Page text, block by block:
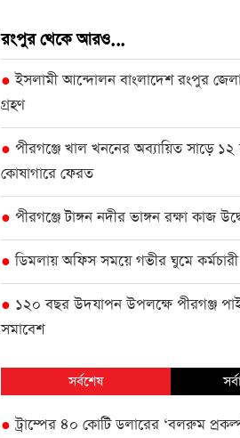
রংপুর থেকে আরও...
● ইসলামী আন্দোলন বাংলাদেশ রংপুর
গ্রহণ
● পীরগঞ্জে খাল খননের অব্যায়িত সাড়ে ১২
কোষাগারে ফেরত
● পীরগঞ্জে টাঙ্গন নদীর ভাঙ্গন রক্ষা কাজ
● ডিমলায় অফিস সময়ে গভীর ঘুমে কর্মচারী
● ১২০ বছর উদযাপন উপলক্ষে পীরগঞ্জ
সমাবেশ
সর্বশেষ
● ট্রাম্পের ৪০ কোটি ডলারের ‘বলরুম